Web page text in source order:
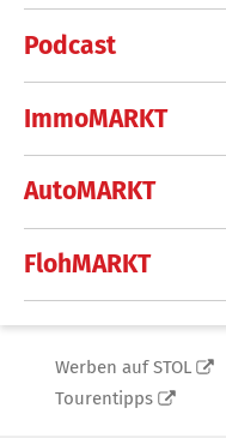
Podcast
ImmoMARKT
AutoMARKT
FlohMARKT
Werben auf STOL
Tourentipps